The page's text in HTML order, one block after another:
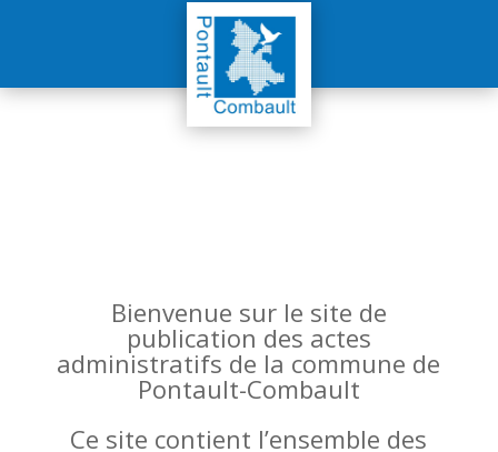
Bienvenue sur le site de
publication des actes
administratifs de la commune de
Pontault-Combault
Ce site contient l’ensemble des